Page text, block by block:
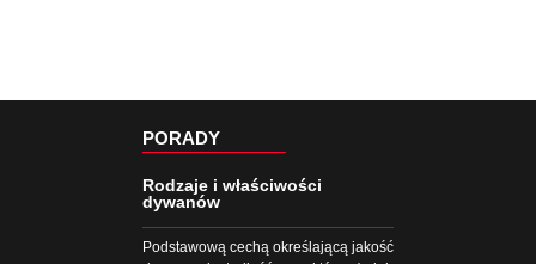
PORADY
Rodzaje i właściwości
dywanów
Podstawową cechą określającą jakość